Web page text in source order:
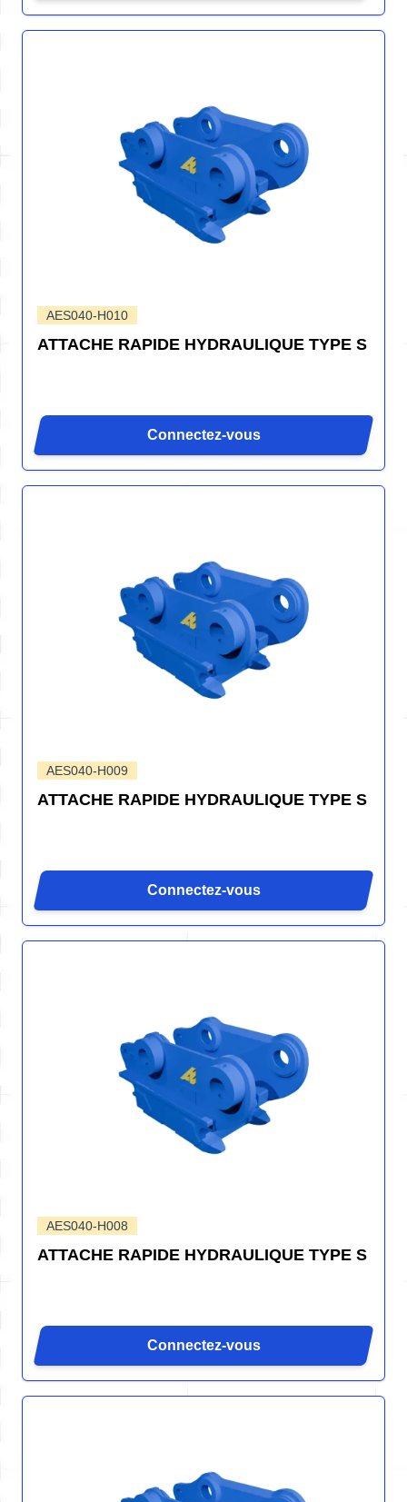
AES040-H010
ATTACHE RAPIDE HYDRAULIQUE TYPE S
Connectez-vous
AES040-H009
ATTACHE RAPIDE HYDRAULIQUE TYPE S
Connectez-vous
AES040-H008
ATTACHE RAPIDE HYDRAULIQUE TYPE S
Connectez-vous